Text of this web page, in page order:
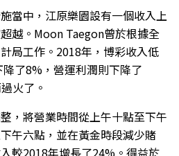
當中，江原樂園設有一個收入上
越。Moon Taegon曾於根據全
局工作。2018年，博彩收入低
了8%，營運利潤則下降了
火了。
，將營業時間從上午十點至下午
午六點，並在黃金時段減少賭